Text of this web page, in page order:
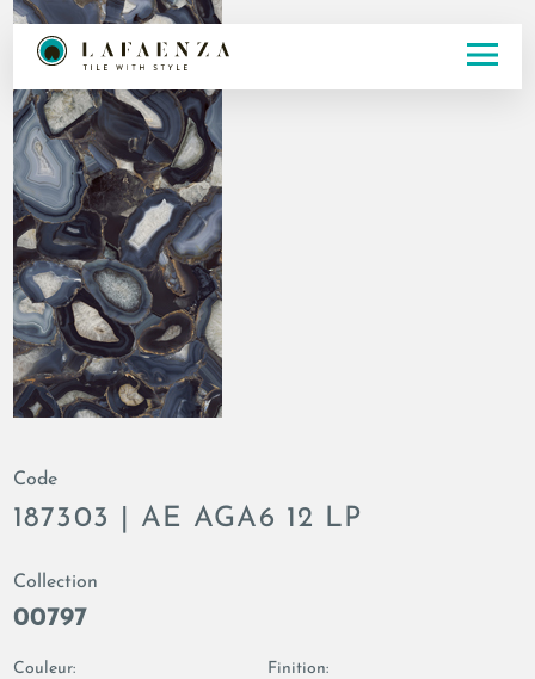
Code
187303 | AE AGA6 12 LP
Collection
00797
Couleur:
Finition: